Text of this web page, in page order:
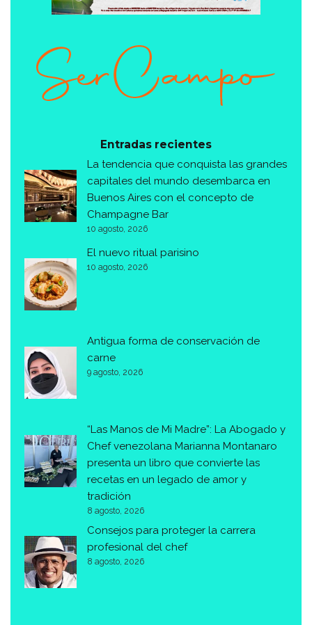
Entradas recientes
La tendencia que conquista las grandes
capitales del mundo desembarca en
Buenos Aires con el concepto de
Champagne Bar
10 agosto, 2026
El nuevo ritual parisino
10 agosto, 2026
Antigua forma de conservación de
carne
9 agosto, 2026
“Las Manos de Mi Madre”: La Abogado y
Chef venezolana Marianna Montanaro
presenta un libro que convierte las
recetas en un legado de amor y
tradición
8 agosto, 2026
Consejos para proteger la carrera
profesional del chef
8 agosto, 2026